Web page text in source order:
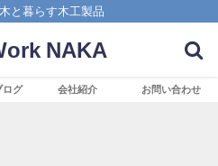
と暮らす木工製品
NAKA
ログ 会社紹介 お問い合わせ